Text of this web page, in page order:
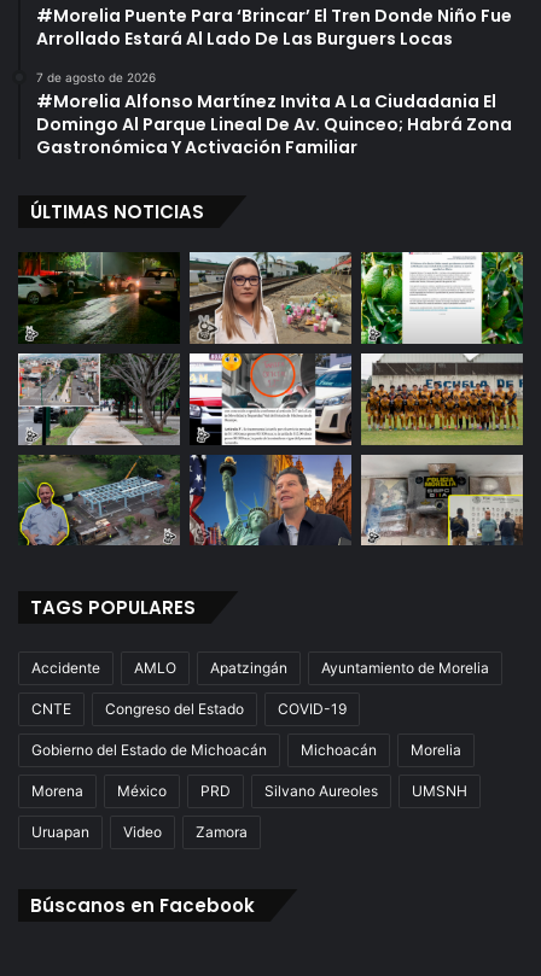
#Morelia Puente Para ‘Brincar’ El Tren Donde Niño Fue
Arrollado Estará Al Lado De Las Burguers Locas
7 de agosto de 2026
#Morelia Alfonso Martínez Invita A La Ciudadania El
Domingo Al Parque Lineal De Av. Quinceo; Habrá Zona
Gastronómica Y Activación Familiar
ÚLTIMAS NOTICIAS
TAGS POPULARES
Accidente AMLO Apatzingán Ayuntamiento de Morelia
CNTE Congreso del Estado COVID-19
Gobierno del Estado de Michoacán Michoacán Morelia
Morena México PRD Silvano Aureoles UMSNH
Uruapan Video Zamora
Búscanos en Facebook